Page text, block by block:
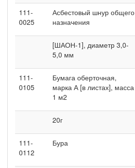
111-
0025
Асбестовый шнур общего
назначения
[ШАОН-1], диаметр 3,0-
5,0 мм
111-
0105
Бумага оберточная,
марка А [в листах], масса
1 м2
20г
111-
0112
Бура